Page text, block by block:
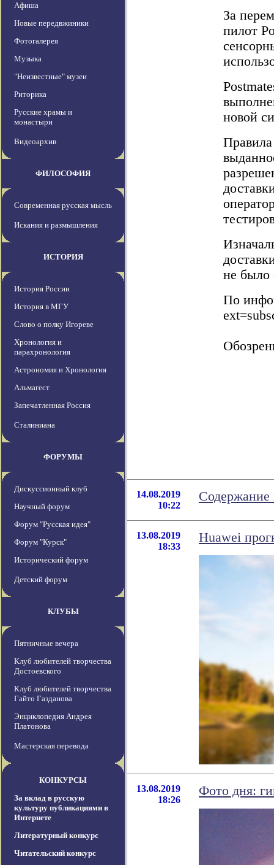
Афиша
Новые передвжиники
Фотогалерея
Музыка
"Неизвестные" музеи
Риторика
Русские храмы и
монастыри
Видеоархив
ФИЛОСОФИЯ
Современная русская мысль
Искания и размышления
ИСТОРИЯ
История России
История в МГУ
Слово о полку Игореве
Хронология и
парахронология
Астрономия и Хронология
Альмагест
Запечатленная Россия
Сталиниана
ФОРУМЫ
Дискуссионный клуб
Научный форум
Форум "Русская идея"
Форум "Курск"
Исторический форум
Детский форум
КЛУБЫ
Пятничные вечера
Клуб любителей творчества
Достоевского
Клуб любителей творчества
Гайто Газданова
Энциклопедия Андрея
Платонова
Мастерская перевода
КОНКУРСЫ
За вклад в русскую
культуру публикациями в
Интернете
Литературный конкурс
Читательский конкурс
За
пилот
новой
не было
По
14.08.2019
10:22
Содержание
13.08.2019
18:33
Huawei
13.08.2019
18:26
Фото дня: